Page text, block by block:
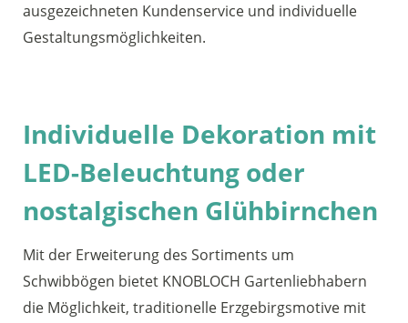
ausgezeichneten Kundenservice und individuelle
Gestaltungsmöglichkeiten.
Individuelle Dekoration mit
LED-Beleuchtung oder
nostalgischen Glühbirnchen
Mit der Erweiterung des Sortiments um
Schwibbögen bietet KNOBLOCH Gartenliebhabern
die Möglichkeit, traditionelle Erzgebirgsmotive mit